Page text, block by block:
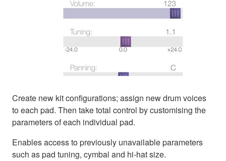
Create new kit configurations; assign new drum voices
to each pad. Then take total control by customising the
parameters of each individual pad.
Enables access to previously unavailable parameters
such as pad tuning, cymbal and hi-hat size.